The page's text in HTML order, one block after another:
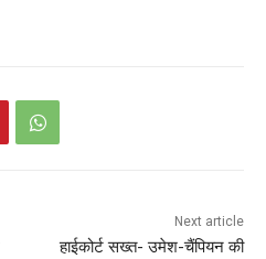
Next article
हाईकोर्ट सख्त- उमेश-चैंपियन की